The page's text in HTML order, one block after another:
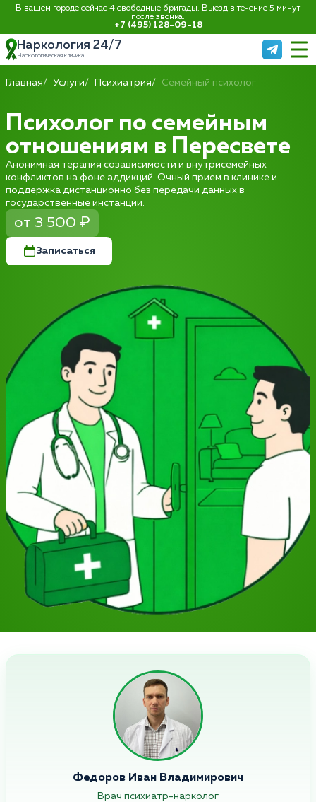
В вашем городе сейчас 4 свободные бригады. Выезд в течение 5 минут
после звонка:
+7 (495) 128-09-18
Наркология 24/7
Наркологическая клиника
Главная Услуги Психиатрия Семейный психолог
Психолог по семейным
отношениям в Пересвете
Анонимная терапия созависимости и внутрисемейных
конфликтов на фоне аддикций. Очный прием в клинике и
поддержка дистанционно без передачи данных в
государственные инстанции.
от 3 500 ₽
Записаться
Федоров Иван Владимирович
Врач психиатр-нарколог